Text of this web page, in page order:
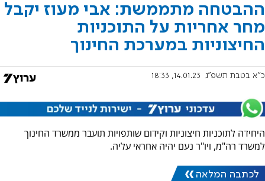
ההבטחה מתממשת: אבי מעוז יקבל
מחר אחריות על התוכניות
החיצוניות במערכת החינוך
כ"א בטבת תשפ"ג 14.01.23, 18:33
היחידה לתוכניות חיצוניות וקידום שותפויות תועבר ממשרד החינוך
למשרד רה"מ, ויו"ר נעם יהיה אחראי עליה.
לכתבה המלאה